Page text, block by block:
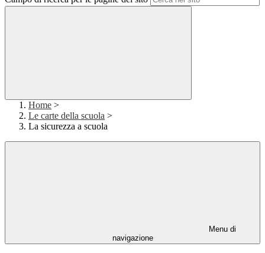
Home >
Le carte della scuola >
La sicurezza a scuola
Menu di
navigazione